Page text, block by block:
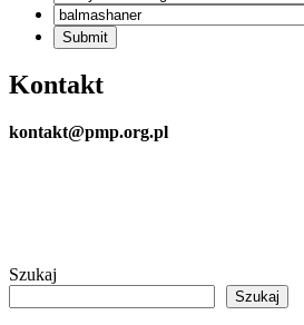
Kontakt
kontakt@pmp.org.pl
Szukaj
Szukaj